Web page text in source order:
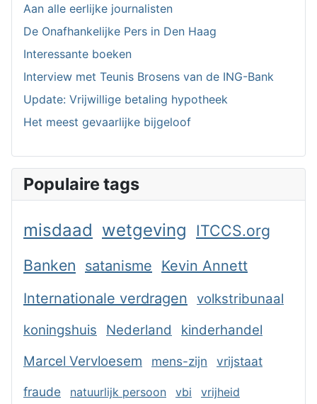
Aan alle eerlijke journalisten
De Onafhankelijke Pers in Den Haag
Interessante boeken
Interview met Teunis Brosens van de ING-Bank
Update: Vrijwillige betaling hypotheek
Het meest gevaarlijke bijgeloof
Populaire tags
misdaad wetgeving
ITCCS.org
Banken
satanisme
Kevin Annett
Internationale verdragen
volkstribunaal
koningshuis
Nederland
kinderhandel
Marcel Vervloesem
mens-zijn vrijstaat
fraude natuurlijk persoon vbi
vrijheid